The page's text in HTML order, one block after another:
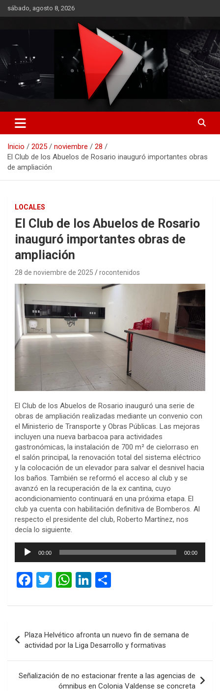
Saltar
al
sábado, agosto 8, 2026
RO CONTENIDOS
Inicio 2025 noviembre
28
El Club de los Abuelos de Rosario inauguró importantes obras
de ampliación
LOCALES
El Club de los Abuelos de Rosario
inauguró importantes obras de
ampliación
28 de noviembre de 2025 rocontenidos
El Club de los Abuelos de Rosario inauguró una serie de
obras de ampliación realizadas mediante un convenio con
el Ministerio de Transporte y Obras Públicas. Las mejoras
incluyen una nueva barbacoa para actividades
gastronómicas, la instalación de 700 m² de cielorraso en
el salón principal, la renovación total del sistema eléctrico
y la colocación de un elevador para salvar el desnivel hacia
los baños. También se reformó el acceso al club y se
avanzó en la recuperación de la ex cantina, cuyo
acondicionamiento continuará en una próxima etapa. El
club ya cuenta con habilitación definitiva de Bomberos. Al
respecto el presidente del club, Roberto Martínez, nos
decía lo siguiente.
Reproductor
00:00 00:00
F
ce
o
o
k
T
tt
er
W
at
A
p
p
Li
ke
n
m
ar
tir
de
entradas
Plaza Helvético afronta un nuevo fin de semana de
actividad por la Liga Desarrollo y formativas
Señalización de no estacionar frente a las agencias de
ómnibus en Colonia Valdense se concreta